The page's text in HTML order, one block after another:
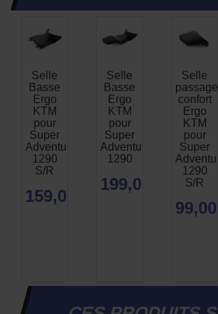
Selle
Basse
Ergo
KTM
pour
Super
Adventure
1290
S/R
159,06 €
Selle
Basse
Ergo
KTM
pour
Super
Adventure
1290
199,08 €
Selle
passager
confort
Ergo
KTM
pour
Super
1290
S/R
99,00